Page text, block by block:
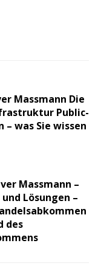
Massmann Die
Public-
was Sie wissen
Massmann –
Lösungen –
des